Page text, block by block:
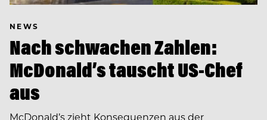
NEWS
Nach schwachen Zahlen:
McDonald’s tauscht US-Chef
aus
McDonald’s zieht Konsequenzen aus der